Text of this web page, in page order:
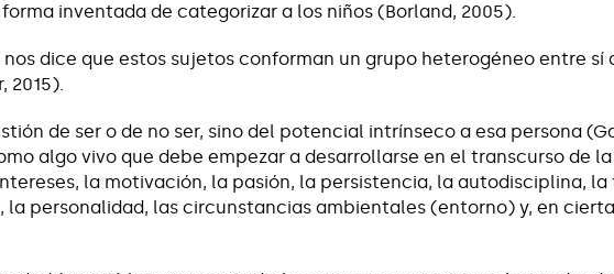
inventada de categorizar a los niños (Borland, 2005).
dice que estos sujetos conforman un grupo heterogéneo entre
2015).
de ser o de no ser, sino del potencial intrínseco a esa persona
algo vivo que debe empezar a desarrollarse en el transcurso de
la motivación, la pasión, la persistencia, la autodisciplina,
la personalidad, las circunstancias ambientales (entorno) y, en